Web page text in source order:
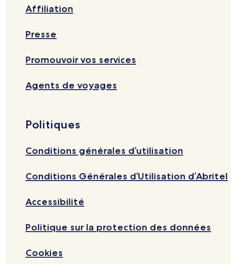
Affiliation
Presse
Promouvoir vos services
Agents de voyages
Politiques
Conditions générales d’utilisation
Conditions Générales d’Utilisation d’Abritel
Accessibilité
Politique sur la protection des données
Cookies